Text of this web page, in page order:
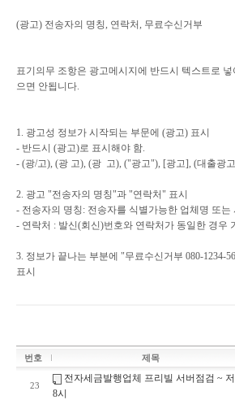
(광고) 전송자의 명칭, 연락처, 무료수신거부
표기의무 조항은 광고메시지에 반드시 텍스트로
으면 안됩니다.
1. 광고성 정보가 시작되는 부문에 (광고) 표시
- 반드시 (광고)로 표시해야 함.
- (광/고), (광 고), (광 고), ("광고"), [광고], (대출광
2. 광고 "전송자의 명칭"과 "연락처" 표시
- 전송자의 명칭: 전송자를 식별가능한 업체명 또는
- 연락처 : 발신(회신)번호와 연락처가 동일한 경우
3. 정보가 끝나는 부분에 "무료수신거부 080-1234-
표시
번호 제목
23
전자세금발행업체 프리빌 서버점검 ~
8시